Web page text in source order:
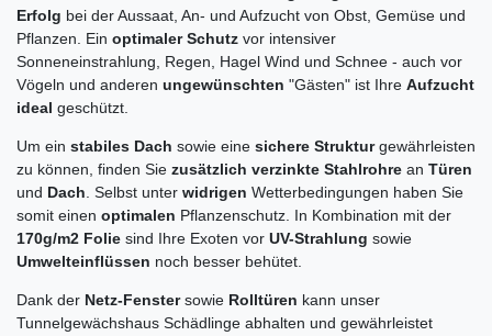
Erfolg bei der Aussaat, An- und Aufzucht von Obst, Gemüse und
Pflanzen. Ein optimaler Schutz vor intensiver
Sonneneinstrahlung, Regen, Hagel Wind und Schnee - auch vor
Vögeln und anderen ungewünschten "Gästen" ist Ihre Aufzucht
ideal geschützt.
Um ein stabiles Dach sowie eine sichere Strukturgewährleisten
zu können, finden Sie zusätzlich verzinkte Stahlrohre an Türen
und Dach. Selbst unter widrigen Wetterbedingungen haben Sie
somit einen optimalen Pflanzenschutz. In Kombination mit der
170g/m2 Folie sind Ihre Exoten vor UV-Strahlung sowie
Umwelteinflüssen noch besser behütet.
Dank der Netz-Fenstersowie Rolltüren kann unser
Tunnelgewächshaus Schädlinge abhalten und gewährleistet